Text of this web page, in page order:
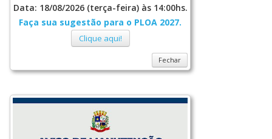
Data: 18/08/2026 (terça-feira) às 14:00hs.
Faça sua sugestão para o PLOA 2027.
Clique aqui!
Fechar